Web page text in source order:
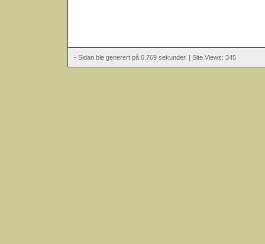
- Sidan ble generert på 0.769 sekunder. | Site Views: 345